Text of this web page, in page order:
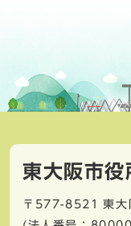
東大阪市役
〒577-8521
東大